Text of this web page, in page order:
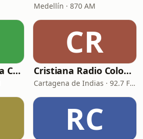
Medellín · 870 AM
La Voz de la Patria Celestial
CR
Cristiana Radio Colombia
Cartagena de Indias · 92.7 FM
RC